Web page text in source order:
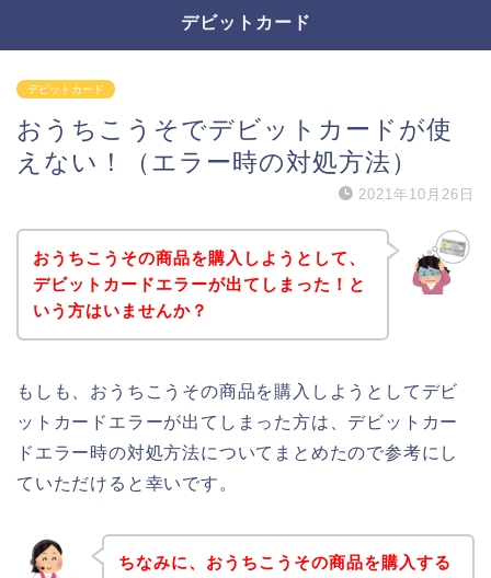
デビットカード
デビットカード
おうちこうそでデビットカードが使
えない！（エラー時の対処方法）
2021年10月26日
おうちこうその商品を購入しようとして、
デビットカードエラーが出てしまった！と
いう方はいませんか？
もしも、おうちこうその商品を購入しようとしてデビ
ットカードエラーが出てしまった方は、デビットカー
ドエラー時の対処方法についてまとめたので参考にし
ていただけると幸いです。
ちなみに、おうちこうその商品を購入する